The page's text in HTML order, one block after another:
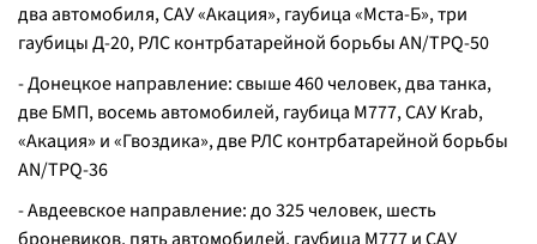
два автомобиля, САУ «Акация», гаубица «Мста-Б», три
гаубицы Д-20, РЛС контрбатарейной борьбы AN/TPQ-50
- Донецкое направление: свыше 460 человек, два танка,
две БМП, восемь автомобилей, гаубица М777, САУ Krab,
«Акация» и «Гвоздика», две РЛС контрбатарейной борьбы
AN/TPQ-36
- Авдеевское направление: до 325 человек, шесть